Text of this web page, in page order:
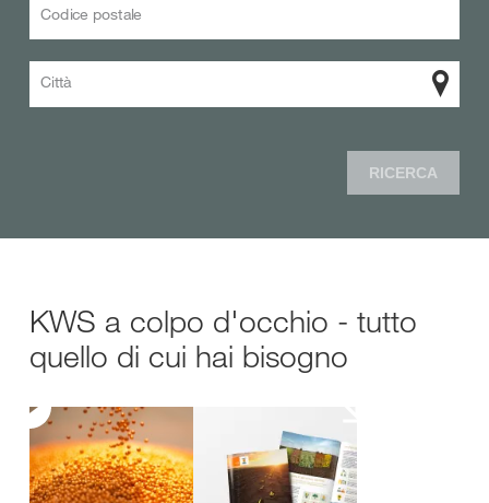
Codice postale
Città
RICERCA
KWS a colpo d'occhio - tutto
quello di cui hai bisogno